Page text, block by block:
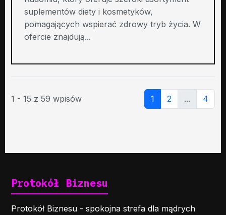
suplementów diety i kosmetyków,
pomagających wspierać zdrowy tryb życia. W
ofercie znajdują...
1 - 15 z 59 wpisów 1 2 ... 4
Protokół Biznesu
Protokół Biznesu - spokojna strefa dla mądrych